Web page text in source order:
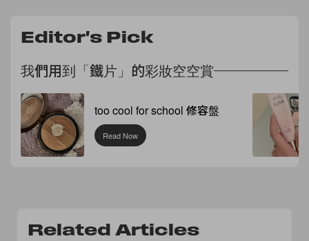
Editor's Pick
我們用到「鐵片」的彩妝空空賞
too cool for school 修容盤
Read Now
Related Articles